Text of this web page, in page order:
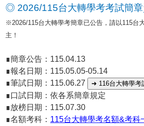
◎ 2026/115台大轉學考考試簡
※2026/115台大轉學考簡章已公告，請以115台
主！
∎簡章公告：115.04.13
∎報名日期：115.05.05-05.14
∎筆試日期：115.06.27
➜ 116台大轉學考
∎口試日期：依各系簡章規定
∎放榜日期：115.07.30
∎名額考科： 115台大轉學考名額&考科